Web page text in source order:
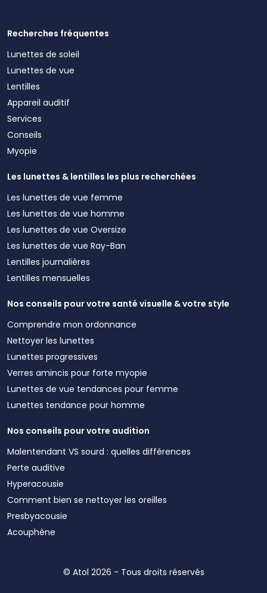
Recherches fréquentes
Lunettes de soleil
Lunettes de vue
Lentilles
Appareil auditif
Services
Conseils
Myopie
Les lunettes & lentilles les plus recherchées
Les lunettes de vue femme
Les lunettes de vue homme
Les lunettes de vue Oversize
Les lunettes de vue Ray-Ban
Lentilles journalières
Lentilles mensuelles
Nos conseils pour votre santé visuelle & votre style
Comprendre mon ordonnance
Nettoyer les lunettes
Lunettes progressives
Verres amincis pour forte myopie
Lunettes de vue tendances pour femme
Lunettes tendance pour homme
Nos conseils pour votre audition
Malentendant VS sourd : quelles différences
Perte auditive
Hyperacousie
Comment bien se nettoyer les oreilles
Presbyacousie
Acouphène
© Atol 2026 - Tous droits réservés